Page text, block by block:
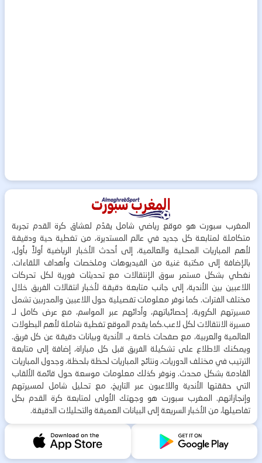
المغرب سبورت هو موقع رياضي شامل يقدّم لعشاق كرة القدم تجربة
متكاملة لمتابعة كل جديد في عالم المستديرة، من تغطية حية ودقيقة
لأهم المباريات المحلية والعالمية، إلى أحدث الأخبار الرياضية أولاً بأول،
بالإضافة إلى مكتبة غنية من الفيديوهات وملخصات وأهداف اللقاءات.
نغطي بشكل مستمر سوق الإنتقالات مع تحديثات فورية لكل تحركات
اللاعبين بين الأندية، إلى جانب متابعة دقيقة لأخبار انتقالات الفريق خلال
مختلف الفترات. كما نوفر معلومات تفصيلية حول اللاعبين والمدربين تشمل
مسيرتهم الكروية، إحصائياتهم، وأدائهم عبر المواسم، مع عرض كامل لـ
مسيرة الانتقالات لكل لاعب.كما يقدم الموقع تغطية شاملة لأهم البطولات
العالمية والعربية، مع صفحات خاصة بـ الأندية وبيانات دقيقة عن كل فريق.
ويمكنك الاطلاع على تشكيلة الفريق قبل كل مباراة، إضافة إلى متابعة
الترتيب في مختلف الدوريات، ونتائج المباريات لحظة بلحظة، وجدول المباريات
القادمة بشكل محدث. ونوفر كذلك معلومات موسعة حول قائمة الألقاب
التي حققتها الأندية واللاعبون عبر التاريخ، مع تحليل شامل لمسيرتهم
وإنجازاتهم. المغرب سبورت هو وجهتك الأولى لمتابعة كرة القدم بكل
تفاصيلها، من الأخبار السريعة إلى البيانات العميقة والتحليلات الدقيقة.